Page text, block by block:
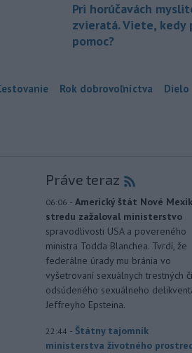
Pri horúčavách
zvieratá. Viete, kedy
pomoc?
Rok dobrovoľníctva Dielo
Práve teraz
06:06 - Americký štát Nové
stredu zažaloval ministerstvo
spravodlivosti USA a povereného
ministra Todda Blanchea. Tvrdí, že
federálne úrady mu bránia vo
vyšetrovaní sexuálnych trestných
odsúdeného sexuálneho
Jeffreyho Epsteina.
22:44 - Štátny tajomník
ministerstva životného